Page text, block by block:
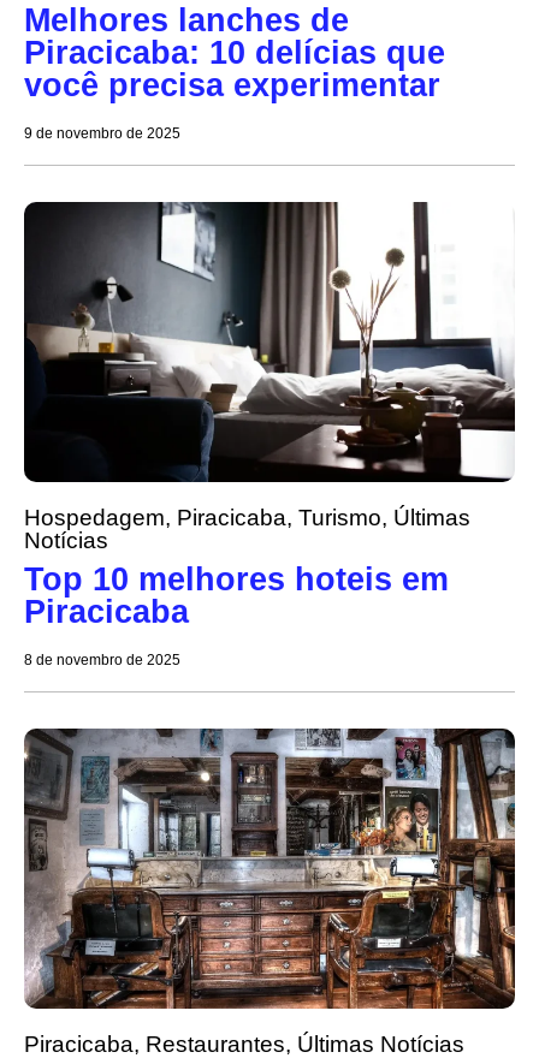
Melhores lanches de
Piracicaba: 10 delícias que
você precisa experimentar
9 de novembro de 2025
Hospedagem, Piracicaba, Turismo, Últimas
Notícias
Top 10 melhores hoteis em
Piracicaba
8 de novembro de 2025
Piracicaba, Restaurantes, Últimas Notícias